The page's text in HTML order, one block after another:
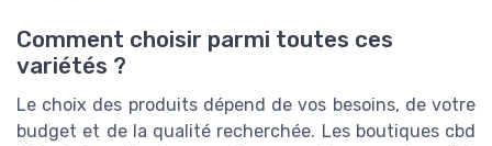
Comment choisir parmi toutes ces
variétés ?
Le choix des produits dépend de vos besoins, de votre
budget et de la qualité recherchée. Les boutiques cbd